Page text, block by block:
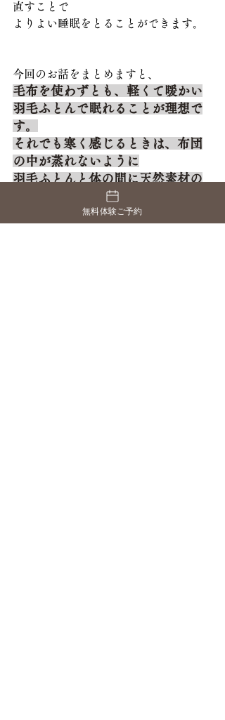
直すことで
よりよい睡眠をとることができます。
今回のお話をまとめますと、
毛布を使わずとも、軽くて暖かい
羽毛ふとんで眠れることが理想で
す。
それでも寒く感じるときは、布団
の中が蒸れないように
羽毛ふとんと体の間に天然素材の
ケットや毛布をかける
無料体験ご予約